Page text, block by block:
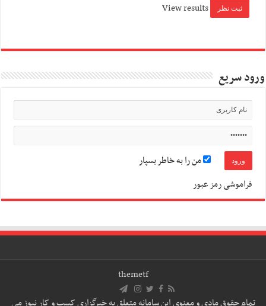
View results
ورود سریع
من را به خاطر بسپار
فراموشی رمز عبور
themetf
تمام حقوق مادی و معنوی این سامانه متعلق به خبرگزاری کسب و کار نیوز می